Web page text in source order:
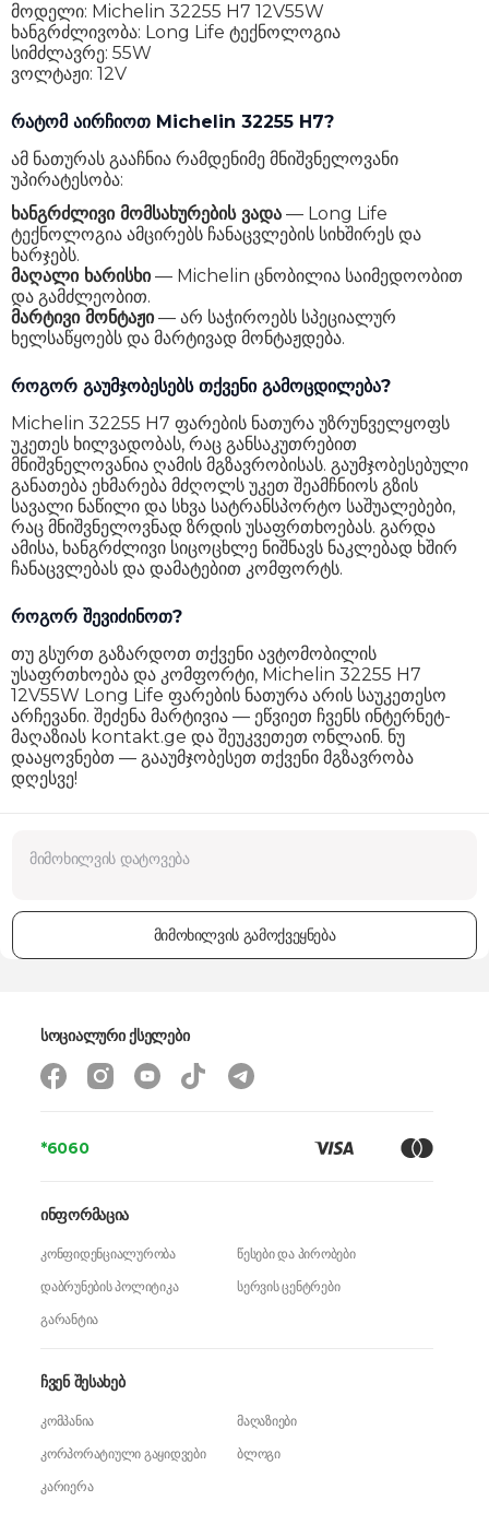
მოდელი: Michelin 32255 H7 12V55W
ხანგრძლივობა: Long Life ტექნოლოგია
სიმძლავრე: 55W
ვოლტაჟი: 12V
რატომ აირჩიოთ Michelin 32255 H7?
ამ ნათურას გააჩნია რამდენიმე მნიშვნელოვანი
უპირატესობა:
ხანგრძლივი მომსახურების ვადა — Long Life
ტექნოლოგია ამცირებს ჩანაცვლების სიხშირეს და
ხარჯებს.
მაღალი ხარისხი— Michelin ცნობილია საიმედოობით
და გამძლეობით.
მარტივი მონტაჟი— არ საჭიროებს სპეციალურ
ხელსაწყოებს და მარტივად მონტაჟდება.
როგორ გაუმჯობესებს თქვენი გამოცდილება?
Michelin 32255 H7 ფარების ნათურა უზრუნველყოფს
უკეთეს ხილვადობას, რაც განსაკუთრებით
მნიშვნელოვანია ღამის მგზავრობისას. გაუმჯობესებული
განათება ეხმარება მძღოლს უკეთ შეამჩნიოს გზის
სავალი ნაწილი და სხვა სატრანსპორტო საშუალებები,
რაც მნიშვნელოვნად ზრდის უსაფრთხოებას. გარდა
ამისა, ხანგრძლივი სიცოცხლე ნიშნავს ნაკლებად ხშირ
ჩანაცვლებას და დამატებით კომფორტს.
როგორ შევიძინოთ?
თუ გსურთ გაზარდოთ თქვენი ავტომობილის
უსაფრთხოება და კომფორტი, Michelin 32255 H7
12V55W Long Life ფარების ნათურა არის საუკეთესო
არჩევანი. შეძენა მარტივია — ეწვიეთ ჩვენს ინტერნეტ-
მაღაზიას kontakt.ge და შეუკვეთეთ ონლაინ. ნუ
დააყოვნებთ — გააუმჯობესეთ თქვენი მგზავრობა
დღესვე!
მიმოხილვის გამოქვეყნება
*6060
ჩვენ შესახებ
კომპანია
მაღაზიები
კორპორატიული გაყიდვები
ბლოგი
კარიერა
ინფორმაცია
კონფიდენციალურობა
წესები და პირობები
დაბრუნების პოლიტიკა
სერვის ცენტრები
გარანტია
სოციალური ქსელები